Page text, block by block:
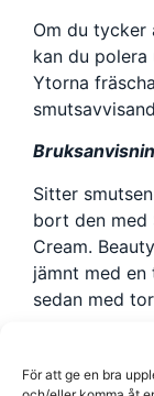
För att ge en bra
Om du
kan du polera
Ytorna
Sitter
bort den med
Cream.
jämnt med
sedan med
När du